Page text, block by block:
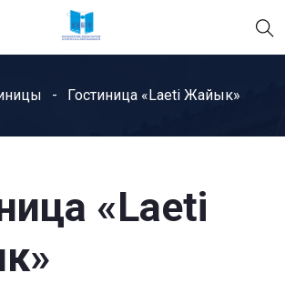
Гостиница «Laeti Жайык»
«Laeti